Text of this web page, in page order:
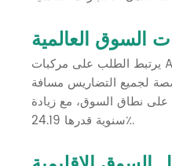
يرتبط الطلب على مركبات ATV على مستوى العالم ارتباطًا وثيقًا بالتغيرات في الاقتصاد الكلي والاقتصاد الجزئي الإقليمي. أدت جائحة كوفيد-19
لجميع التضاريس مسافة
على نطاق السوق، مع زيادة
سنوية قدرها 24.19٪.